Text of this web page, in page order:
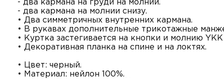
- два кармана на груди на молнии.
- два кармана на молнии снизу.
• Два симметричных внутренних кармана.
• В рукавах дополнительные трикотажные
• Куртка застегивается на кнопки и молнию
• Декоративная планка на спине и на локтях.
• Цвет: черный.
• Материал: нейлон 100%.